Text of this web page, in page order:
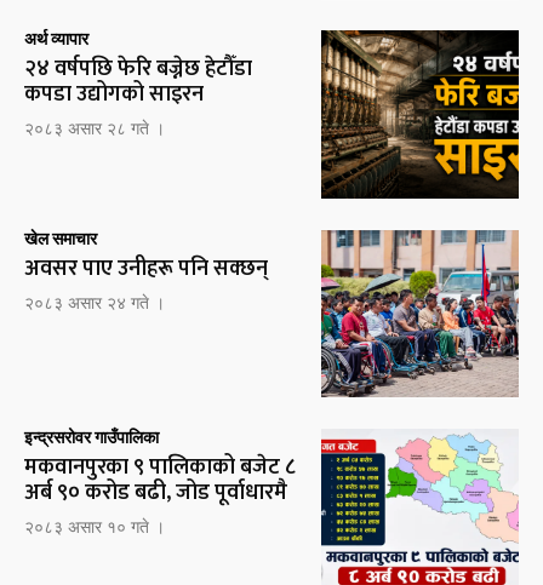
अर्थ व्यापार
२४ वर्षपछि फेरि बज्नेछ हेटौँडा
कपडा उद्योगको साइरन
२०८३ असार २८ गते ।
खेल समाचार
अवसर पाए उनीहरू पनि सक्छन्
२०८३ असार २४ गते ।
इन्द्रसरोवर गाउँपालिका
मकवानपुरका ९ पालिकाको बजेट ८
अर्ब ९० करोड बढी, जोड पूर्वाधारमै
२०८३ असार १० गते ।